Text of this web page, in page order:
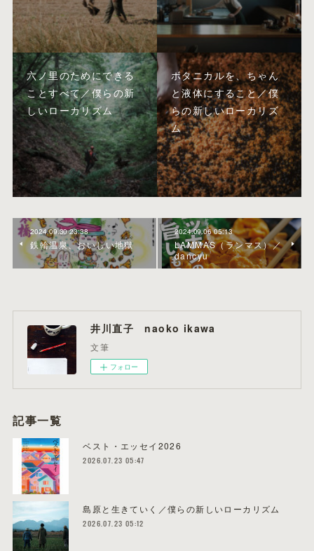
六ノ里のためにできる
ことすべて／僕らの新
しいローカリズム
ボタニカルを、ちゃん
と液体にすること／僕
らの新しいローカリズ
ム
2024.09.30 23:38
鉄輪温泉、おいしい地獄
2024.09.06 05:13
LAMMAS（ランマス）／
dancyu
井川直子 naoko ikawa
文筆
フォロー
記事一覧
ベスト・エッセイ2026
2026.07.23 05:47
島原と生きていく／僕らの新しいローカリズム
2026.07.23 05:12